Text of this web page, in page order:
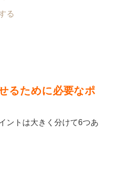
る
るために必要なポ
ントは大きく分けて6つあ